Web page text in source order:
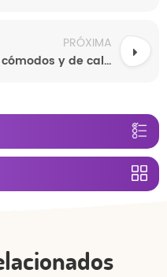
PRÓXIMA
Pañales para bebés baratos, cómodos y de calidad superior, a precios de mayorista.